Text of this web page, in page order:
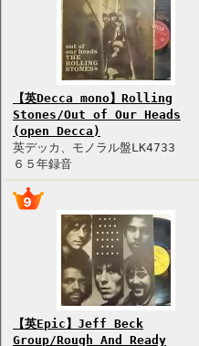
【英Decca mono】Rolling
Stones/Out of Our Heads
(open Decca)
英デッカ、モノラル盤LK4733
６５年録音
【英Epic】Jeff Beck
Group/Rough And Ready